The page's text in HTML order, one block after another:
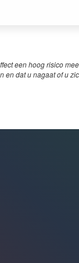
een hoog risico
en dat u nagaat of u